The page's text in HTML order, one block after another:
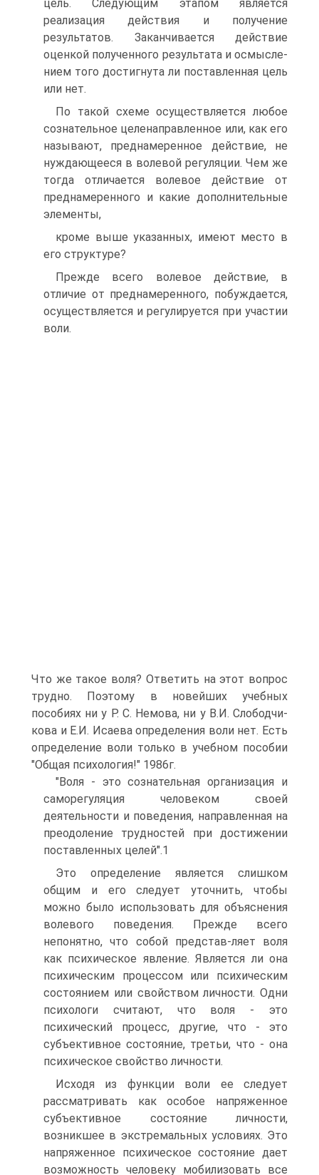
цель. Следующим этапом является
реализация действия и получение
результатов. Заканчивается действие
оценкой полученного результата и осмысле-
нием того достигнута ли поставленная цель
или нет.
По такой схеме осуществляется любое
сознательное целенаправленное или, как его
называют, преднамеренное действие, не
нуждающееся в волевой регуляции. Чем же
тогда отличается волевое действие от
преднамеренного и какие дополнительные
элементы,
кроме выше указанных, имеют место в
его структуре?
Прежде всего волевое действие, в
отличие от преднамеренного, побуждается,
осуществляется и регулируется при участии
воли.
Что же такое воля? Ответить на этот вопрос
трудно. Поэтому в новейших учебных
пособиях ни у Р. С. Немова, ни у В.И. Слободчи-
кова и Е.И. Исаева определения воли нет. Есть
определение воли только в учебном пособии
"Общая психология!" 1986г.
"Воля - это сознательная организация и
саморегуляция человеком своей
деятельности и поведения, направленная на
преодоление трудностей при достижении
поставленных целей".1
Это определение является слишком
общим и его следует уточнить, чтобы
можно было использовать для объяснения
волевого поведения. Прежде всего
непонятно, что собой представ-ляет воля
как психическое явление. Является ли она
психическим процессом или психическим
состоянием или свойством личности. Одни
психологи считают, что воля - это
психический процесс, другие, что - это
субъективное состояние, третьи, что - она
психическое свойство личности.
Исходя из функции воли ее следует
рассматривать как особое напряженное
субъективное состояние личности,
возникшее в экстремальных условиях. Это
напряженное психическое состояние дает
возможность человеку мобилизовать все